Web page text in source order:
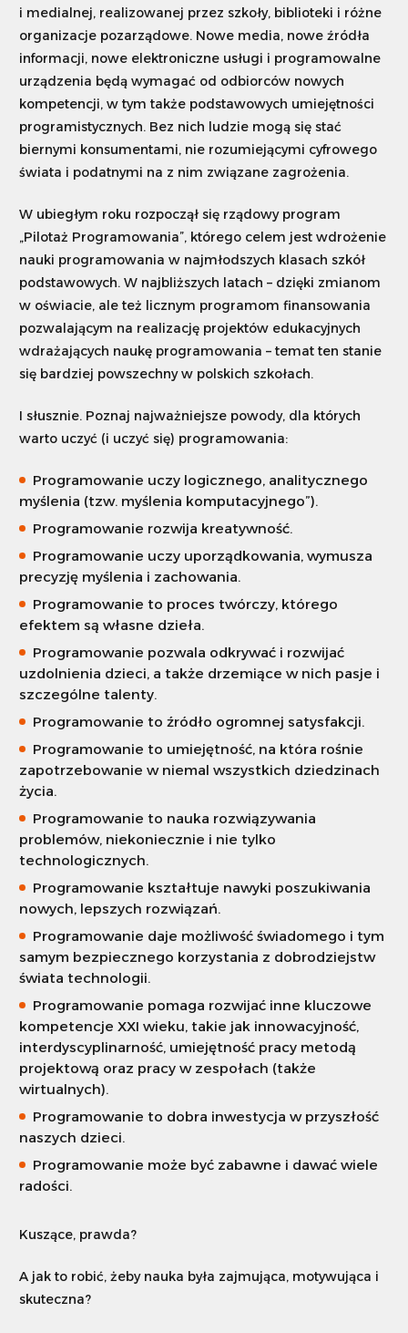
i medialnej, realizowanej przez szkoły, biblioteki i różne
organizacje pozarządowe. Nowe media, nowe źródła
informacji, nowe elektroniczne usługi i programowalne
urządzenia będą wymagać od odbiorców nowych
kompetencji, w tym także podstawowych umiejętności
programistycznych. Bez nich ludzie mogą się stać
biernymi konsumentami, nie rozumiejącymi cyfrowego
świata i podatnymi na z nim związane zagrożenia.
W ubiegłym roku rozpoczął się rządowy program
„Pilotaż Programowania”, którego celem jest wdrożenie
nauki programowania w najmłodszych klasach szkół
podstawowych. W najbliższych latach – dzięki zmianom
w oświacie, ale też licznym programom finansowania
pozwalającym na realizację projektów edukacyjnych
wdrażających naukę programowania – temat ten stanie
się bardziej powszechny w polskich szkołach.
I słusznie. Poznaj najważniejsze powody, dla których
warto uczyć (i uczyć się) programowania:
Programowanie uczy logicznego, analitycznego
myślenia (tzw. myślenia komputacyjnego”).
Programowanie rozwija kreatywność.
Programowanie uczy uporządkowania, wymusza
precyzję myślenia i zachowania.
Programowanie to proces twórczy, którego
efektem są własne dzieła.
Programowanie pozwala odkrywać i rozwijać
uzdolnienia dzieci, a także drzemiące w nich pasje i
szczególne talenty.
Programowanie to źródło ogromnej satysfakcji.
Programowanie to umiejętność, na która rośnie
zapotrzebowanie w niemal wszystkich dziedzinach
życia.
Programowanie to nauka rozwiązywania
problemów, niekoniecznie i nie tylko
technologicznych.
Programowanie kształtuje nawyki poszukiwania
nowych, lepszych rozwiązań.
Programowanie daje możliwość świadomego i tym
samym bezpiecznego korzystania z dobrodziejstw
świata technologii.
Programowanie pomaga rozwijać inne kluczowe
kompetencje XXI wieku, takie jak innowacyjność,
interdyscyplinarność, umiejętność pracy metodą
projektową oraz pracy w zespołach (także
wirtualnych).
Programowanie to dobra inwestycja w przyszłość
naszych dzieci.
Programowanie może być zabawne i dawać wiele
radości.
Kuszące, prawda?
A jak to robić, żeby nauka była zajmująca, motywująca i
skuteczna?